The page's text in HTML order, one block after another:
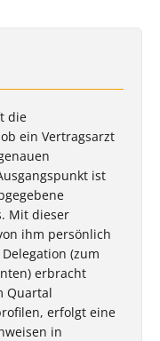
die
ein Vertragsarzt
ist
Mit dieser
ihm persönlich
(zum
erbracht
Quartal
erfolgt eine
in